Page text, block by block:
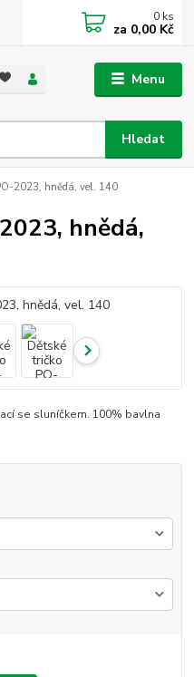
Menu
Hledat
0 ks
za 0,00 Kč
2023, hnědá, vel. 140
hnědá,
se sluníčkem. 100% bavlna